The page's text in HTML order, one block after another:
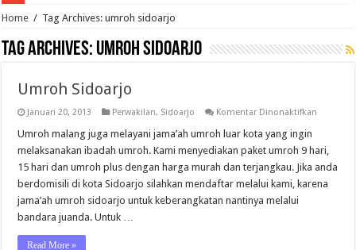
Home / Tag Archives: umroh sidoarjo
Tag Archives: umroh sidoarjo
Umroh Sidoarjo
Januari 20, 2013 Perwakilan, Sidoarjo Komentar Dinonaktifkan
Umroh malang juga melayani jama’ah umroh luar kota yang ingin
melaksanakan ibadah umroh. Kami menyediakan paket umroh 9 hari,
15 hari dan umroh plus dengan harga murah dan terjangkau. Jika anda
berdomisili di kota Sidoarjo silahkan mendaftar melalui kami, karena
jama’ah umroh sidoarjo untuk keberangkatan nantinya melalui
bandara juanda. Untuk …
Read More »